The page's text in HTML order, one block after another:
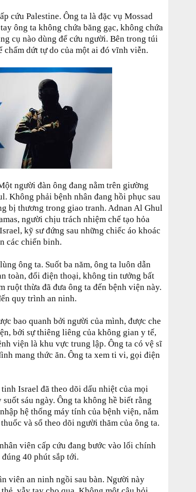
cứu Palestine. Ông ta là đặc vụ Mossad
ông ta không chứa băng gạc, không chứa
cụ nào dùng để cứu người. Bên trong túi
chấm dứt tự do của một ai đó vĩnh viễn.
người đàn ông đang nằm trên giường
Không phải bệnh nhân đang hồi phục sau
bị thương trong giao tranh. Adnan Al Ghul
người chịu trách nhiệm chế tạo hỏa
kỹ sư đứng sau những chiếc áo khoác
các chiến binh.
ông ta. Suốt ba năm, ông ta luôn dẫn
toàn, đổi điện thoại, không tin tưởng bất
ruột thừa đã đưa ông ta đến bệnh viện này.
quy trình an ninh.
bao quanh bởi người của mình, được che
bởi sự thiêng liêng của không gian y tế,
viện là khu vực trung lập. Ông ta có vệ sĩ
mang thức ăn. Ông ta xem ti vi, gọi điện
Israel đã theo dõi dấu nhiệt của mọi
sáu ngày. Ông ta không hề biết rằng
hệ thống máy tính của bệnh viện, nắm
và sổ theo dõi người thăm của ông ta.
viên cấp cứu đang bước vào lối chính
40 phút sắp tới.
viên an ninh ngồi sau bàn. Người này